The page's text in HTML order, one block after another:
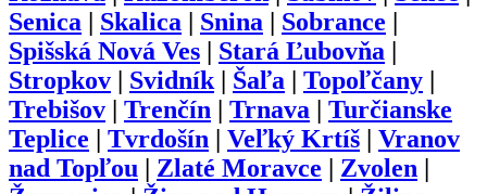
Senica | Skalica | Snina | Sobrance |
Spišská Nová Ves | Stará Ľubovňa |
Stropkov | Svidník | Šaľa | Topoľčany |
Trebišov | Trenčín | Trnava | Turčianske
Teplice | Tvrdošín | Veľký Krtíš | Vranov
nad Topľou | Zlaté Moravce | Zvolen |